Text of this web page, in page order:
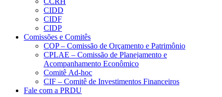
CIDD
CIDF
CIDP
Comissões e Comitês
COP – Comissão de Orçamento e Patrimônio
CPLAE – Comissão de Planejamento e
Acompanhamento Econômico
Comitê Ad-hoc
CIF – Comitê de Investimentos Financeiros
Fale com a PRDU